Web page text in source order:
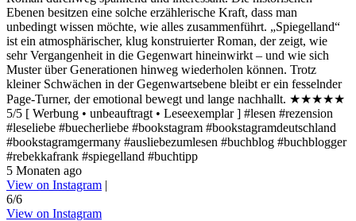
Ebenen besitzen eine solche erzählerische Kraft, dass man
unbedingt wissen möchte, wie alles zusammenführt. „Spiegelland“
ist ein atmosphärischer, klug konstruierter Roman, der zeigt, wie
sehr Vergangenheit in die Gegenwart hineinwirkt – und wie sich
Muster über Generationen hinweg wiederholen können. Trotz
kleiner Schwächen in der Gegenwartsebene bleibt er ein fesselnder
Page-Turner, der emotional bewegt und lange nachhallt. ★★★★★
5/5 [ Werbung • unbeauftragt • Leseexemplar ] #lesen #rezension
#leseliebe #buecherliebe #bookstagram #bookstagramdeutschland
#bookstagramgermany #ausliebezumlesen #buchblog #buchblogger
#rebekkafrank #spiegelland #buchtipp
5 Monaten ago
View on Instagram |
6/6
View on Instagram